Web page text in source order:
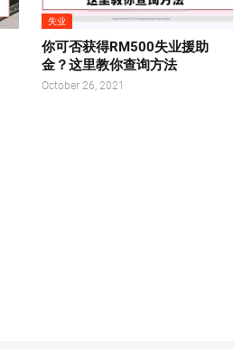
失业
你可否获得RM500失业援助
金？这里教你查询方法
October 26, 2021